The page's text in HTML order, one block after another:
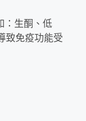
：生酮、低
致免疫功能受